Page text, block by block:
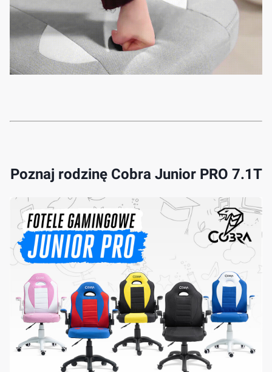
Poznaj rodzinę Cobra Junior PRO 7.1T